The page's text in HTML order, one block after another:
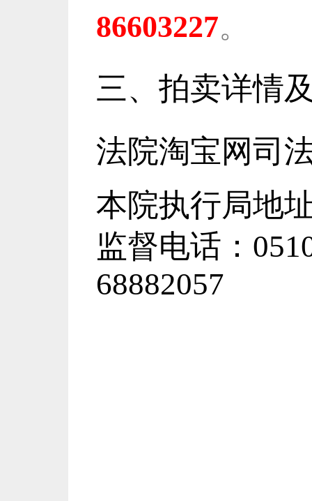
86603227。
三、拍卖详情
法院淘宝网司
本院执行局地
监督电话：